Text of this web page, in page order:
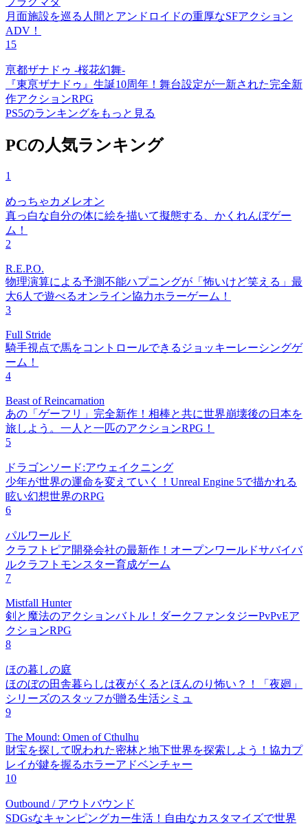
月面施設を巡る人間とアンドロイドの重厚なSFアクション
ADV！
15
亰都ザナドゥ -桜花幻舞-
『東亰ザナドゥ』生誕10周年！舞台設定が一新された完全新
作アクションRPG
PS5のランキングをもっと見る
PCの人気ランキング
1
めっちゃカメレオン
真っ白な自分の体に絵を描いて擬態する、かくれんぼゲー
ム！
2
R.E.P.O.
物理演算による予測不能ハプニングが「怖いけど笑える」最
大6人で遊べるオンライン協力ホラーゲーム！
3
Full Stride
騎手視点で馬をコントロールできるジョッキーレーシングゲ
ーム！
4
Beast of Reincarnation
あの「ゲーフリ」完全新作！相棒と共に世界崩壊後の日本を
旅しよう。一人と一匹のアクションRPG！
5
ドラゴンソード:アウェイクニング
少年が世界の運命を変えていく！Unreal Engine 5で描かれる
眩い幻想世界のRPG
6
パルワールド
クラフトピア開発会社の最新作！オープンワールドサバイバ
ルクラフトモンスター育成ゲーム
7
Mistfall Hunter
剣と魔法のアクションバトル！ダークファンタジーPvPvEア
クションRPG
8
ほの暮しの庭
ほのぼの田舎暮らしは夜がくるとほんのり怖い？！「夜廻」
シリーズのスタッフが贈る生活シミュ
9
The Mound: Omen of Cthulhu
財宝を探して呪われた密林と地下世界を探索しよう！協力プ
レイが鍵を握るホラーアドベンチャー
10
Outbound / アウトバウンド
SDGsなキャンピングカー生活！自由なカスタマイズで世界